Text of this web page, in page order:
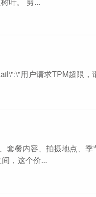
用户请求TPM超限，
套餐内容、拍摄地点、
，这个价...